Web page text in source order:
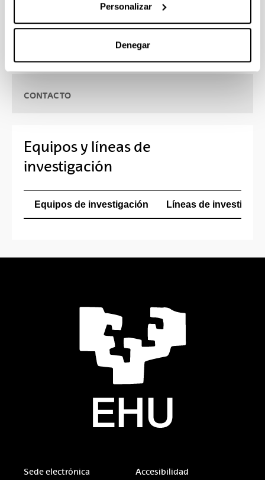
Personalizar
Denegar
CONTACTO
Equipos y líneas de
investigación
Equipos de investigación Líneas de
Sede electrónica Accesibilidad